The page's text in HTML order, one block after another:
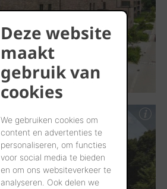
Deze website
maakt
gebruik van
cookies
We gebruiken cookies om
content en advertenties te
personaliseren, om functies
voor social media te bieden
en om ons websiteverkeer te
analyseren. Ook delen we